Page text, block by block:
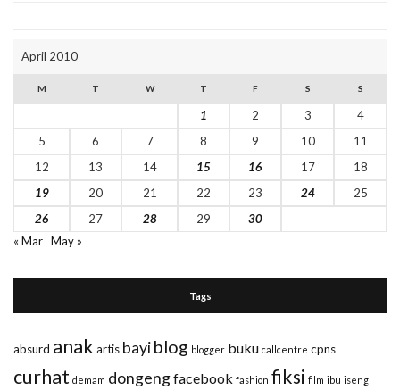
April 2010
M T W T F S S
1 2 3
4
5
6 7 8 9 10
11
12
13 14 15 16 17
18
19
20 21 22 23 24
25
26
27 28 29
30
« Mar May »
Tags
absurd anak artis bayiblog blogger buku callcentre cpns
curhat demam dongengfacebook fashion fiksi film ibu iseng